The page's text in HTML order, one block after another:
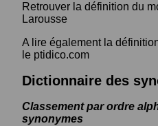
Retrouver la définition du
Larousse
A lire également la
le ptidico.com
Dictionnaire des
Classement par ordre
synonymes